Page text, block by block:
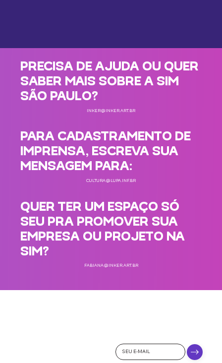
PRECISA DE AJUDA OU QUER
SABER MAIS SOBRE A SIM
SÃO PAULO?
INKER@INKER.ART.BR
PARA CADASTRAMENTO DE
IMPRENSA, ESCREVA SUA
MENSAGEM PARA:
CULTURA@LUPA.INF.BR
QUER TER UM ESPAÇO SÓ
SEU PRA PROMOVER SUA
EMPRESA OU PROJETO NA
SIM?
FABIANA@INKER.ART.BR